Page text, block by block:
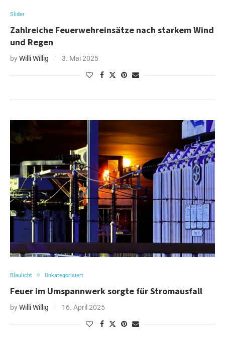
Slider
Zahlreiche Feuerwehreinsätze nach starkem Wind
und Regen
byWilli Willig 3. Mai 2025
Blaulicht Unkategorisiert
Feuer im Umspannwerk sorgte für Stromausfall
byWilli Willig 16. April 2025